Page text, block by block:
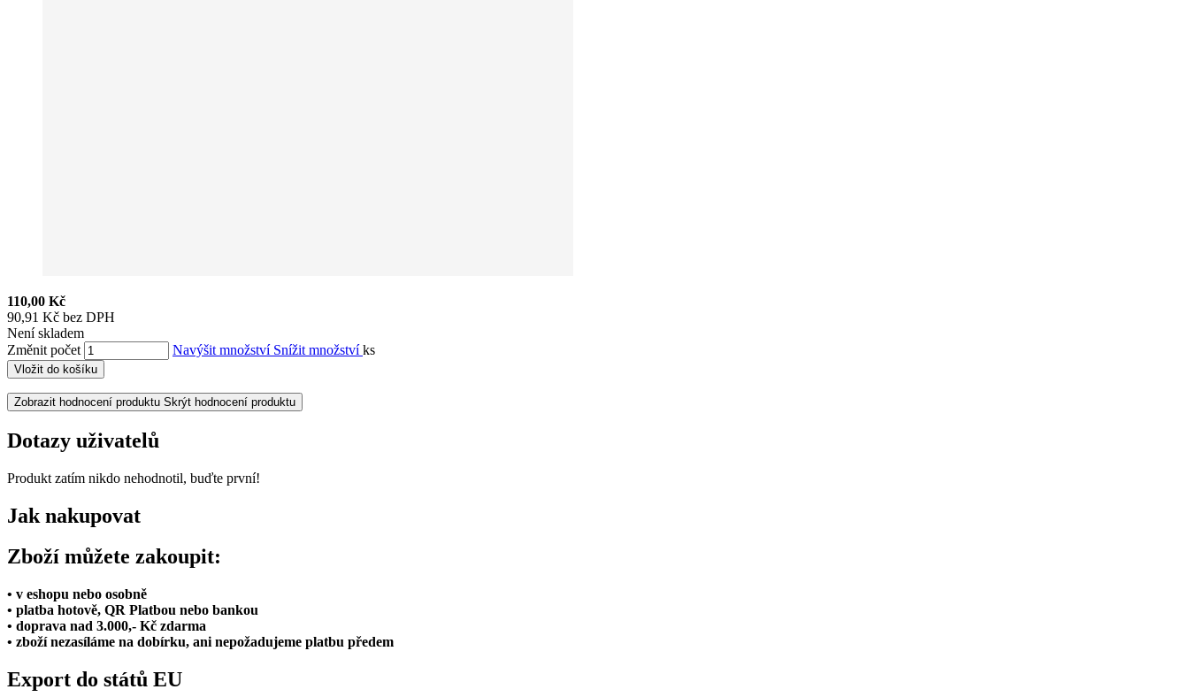
110,00 Kč
90,91 Kč bez DPH
Není skladem
Změnit počet
Navýšit množství Snížit množstvíks
Vložit do košíku
Zobrazit hodnocení produktu Skrýt hodnocení produktu
Dotazy uživatelů
Produkt zatím nikdo nehodnotil, buďte první!
Jak nakupovat
Zboží můžete zakoupit:
• v eshopu nebo osobně
• platba hotově, QR Platbou nebo bankou
• doprava nad 3.000,- Kč zdarma
• zboží nezasíláme na dobírku, ani nepožadujeme platbu předem
Export do států EU